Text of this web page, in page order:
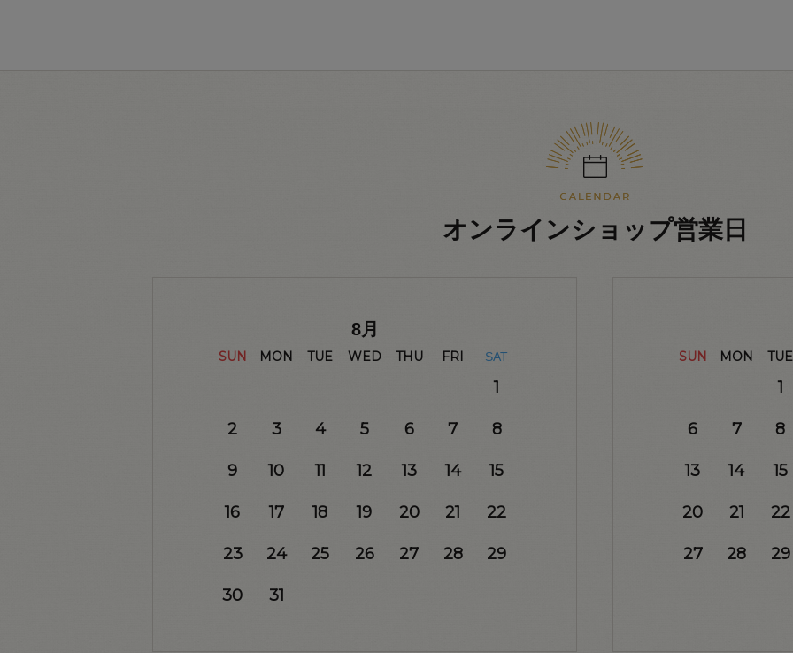
オンラインショップ営業日
8月
SUN MON TUE WED THU FRI SAT
1
2 3 4 5 6 7 8
9 10 11 12 13 14 15
16 17 18 19 20 21 22
23 24 25 26 27 28 29
30 31
SUN MON TUE
1
6 7 8
13 14 15
20 21 22
27 28 29